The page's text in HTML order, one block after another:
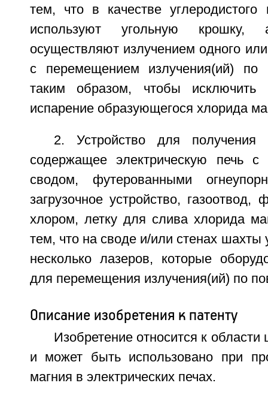
тем, что в качестве
используют угольную
осуществляют излучением одного
с перемещением излучения(ий) по
таким образом, чтобы
испарение образующегося хлорида
2. Устройство для получения
содержащее электрическую печь
сводом, футерованными
загрузочное устройство,
хлором, летку для слива хлорида
тем, что на своде и/или стенах шахты
несколько лазеров, которые
для перемещения излучения(ий) по
Описание изобретения к патенту
Изобретение относится к области
и может быть использовано при
магния в электрических печах.